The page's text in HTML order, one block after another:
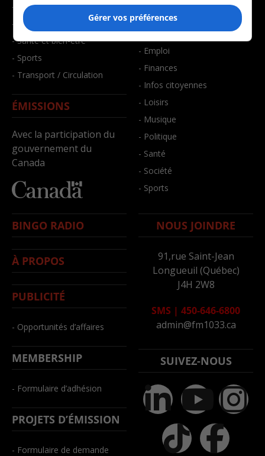
- Environnement
- Faits divers
- Santé et bien-être
- Sports
- Transport / Circulation
ÉMISSIONS
Avec la participation du
gouvernement du
Canada
- Art de vivre
- Bien-être
- Emploi
- Finances
- Infos citoyennes
- Loisirs
- Musique
- Politique
- Santé
- Société
- Sports
BINGO RADIO
À PROPOS
PUBLICITÉ
- Opportunités d’affaires
MEMBERSHIP
- Formulaire d’adhésion
PROJETS D’ÉMISSION
- Formulaire de demande
NOUS JOINDRE
91,rue Saint-Jean
Longueuil (Québec)
J4H 2W8
SMS | 450-646-6800
admin@fm1033.ca
SUIVEZ-NOUS
Gérer vos préférences